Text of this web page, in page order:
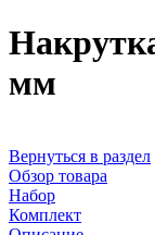
мм
Вернуться в раздел
Обзор товара
Набор
Комплект